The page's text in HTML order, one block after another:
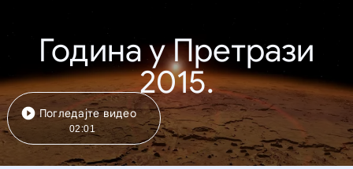
Година у Претрази
2015.
Погледајте видео
02:01